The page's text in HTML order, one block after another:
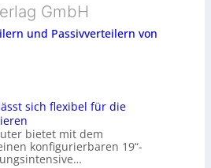
GmbH
und Passivverteilern von
sich flexibel für die
bietet mit dem
konfigurierbaren 19“-